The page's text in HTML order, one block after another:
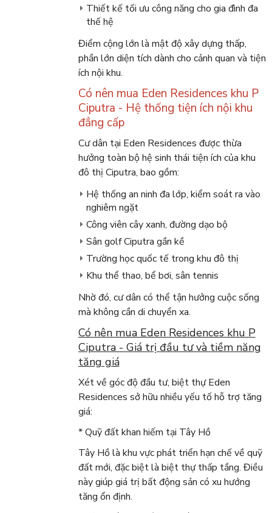
Thiết kế tối ưu công năng cho gia đình đa
thế hệ
Điểm cộng lớn là mật độ xây dựng thấp,
phần lớn diện tích dành cho cảnh quan và tiện
ích nội khu.
Có nên mua Eden Residences khu P
Ciputra - Hệ thống tiện ích nội khu
đẳng cấp
Cư dân tại Eden Residences được thừa
hưởng toàn bộ hệ sinh thái tiện ích của khu
đô thị Ciputra, bao gồm:
Hệ thống an ninh đa lớp, kiểm soát ra vào
nghiêm ngặt
Công viên cây xanh, đường dạo bộ
Sân golf Ciputra gần kề
Trường học quốc tế trong khu đô thị
Khu thể thao, bể bơi, sân tennis
Nhờ đó, cư dân có thể tận hưởng cuộc sống
mà không cần di chuyển xa.
Có nên mua Eden Residences khu P
Ciputra - Giá trị đầu tư và tiềm năng
tăng giá
Xét về góc độ đầu tư, biệt thự Eden
Residences sở hữu nhiều yếu tố hỗ trợ tăng
giá:
* Quỹ đất khan hiếm tại Tây Hồ
Tây Hồ là khu vực phát triển hạn chế về quỹ
đất mới, đặc biệt là biệt thự thấp tầng. Điều
này giúp giá trị bất động sản có xu hướng
tăng ổn định.